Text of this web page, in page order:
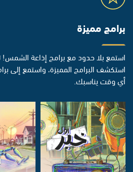
برامج مميزة
استمع بلا حدود مع برامج إذاعة الشمس!
استكشف البرامج المميزة، واستمع إلى
أي وقت يناسبك.